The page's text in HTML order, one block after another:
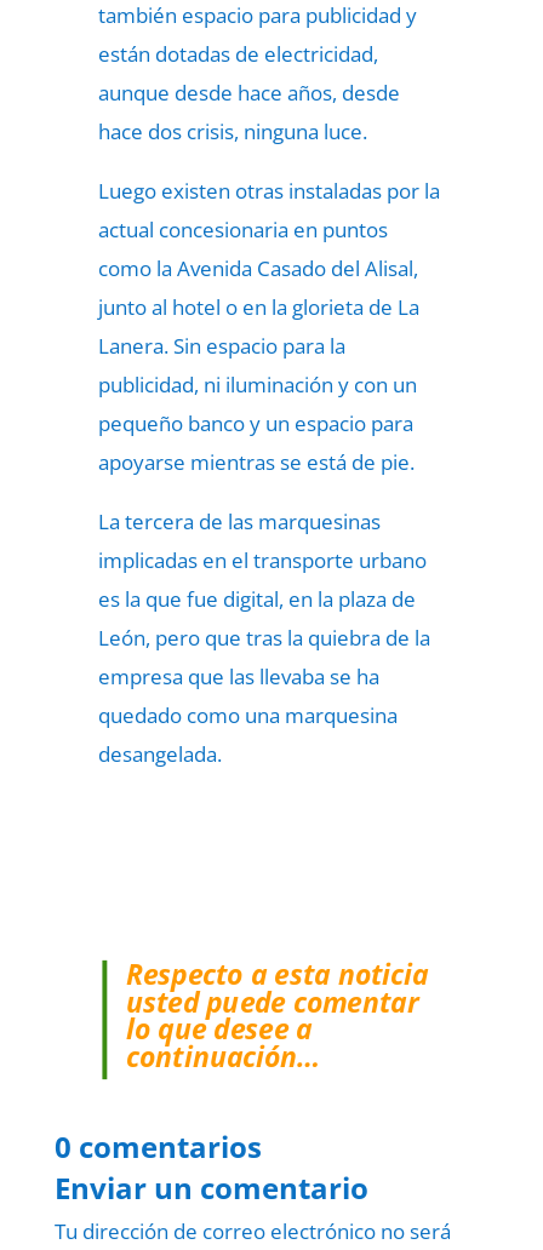
también espacio para publicidad y
están dotadas de electricidad,
aunque desde hace años, desde
hace dos crisis, ninguna luce.
Luego existen otras instaladas por la
actual concesionaria en puntos
como la Avenida Casado del Alisal,
junto al hotel o en la glorieta de La
Lanera. Sin espacio para la
publicidad, ni iluminación y con un
pequeño banco y un espacio para
apoyarse mientras se está de pie.
La tercera de las marquesinas
implicadas en el transporte urbano
es la que fue digital, en la plaza de
León, pero que tras la quiebra de la
empresa que las llevaba se ha
quedado como una marquesina
desangelada.
Respecto a esta noticia
usted puede comentar
lo que desee a
continuación…
0 comentarios
Enviar un comentario
Tu dirección de correo electrónico no será